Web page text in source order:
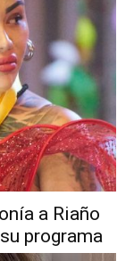
a Riaño
programa